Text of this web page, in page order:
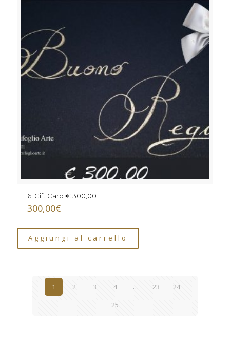
6. Gift Card € 300,00
300,00€
Aggiungi al carrello
1 2 3 4 … 23
24
25